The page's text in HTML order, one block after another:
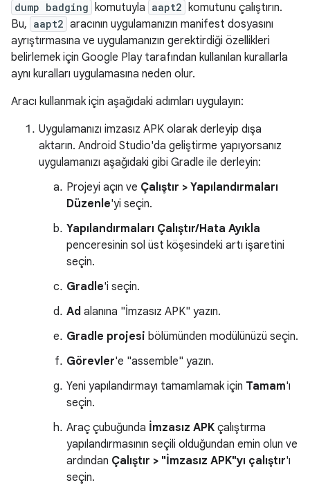
dump badging komutuyla aapt2 komutunu çalıştırın.
Bu, aapt2 aracının uygulamanızın manifest dosyasını
ayrıştırmasına ve uygulamanızın gerektirdiği özellikleri
belirlemek için Google Play tarafından kullanılan kurallarla
aynı kuralları uygulamasına neden olur.
Aracı kullanmak için aşağıdaki adımları uygulayın:
Uygulamanızı imzasız APK olarak derleyip dışa
aktarın. Android Studio'da geliştirme yapıyorsanız
uygulamanızı aşağıdaki gibi Gradle ile derleyin:
Projeyi açın ve Çalıştır > Yapılandırmaları
Düzenle'yi seçin.
Yapılandırmaları Çalıştır/Hata Ayıkla
penceresinin sol üst köşesindeki artı işaretini
seçin.
Gradle'i seçin.
Ad alanına "İmzasız APK" yazın.
Gradle projesi bölümünden modülünüzü seçin.
Görevler'e "assemble" yazın.
Yeni yapılandırmayı tamamlamak için Tamam'ı
seçin.
Araç çubuğunda İmzasız APK çalıştırma
yapılandırmasının seçili olduğundan emin olun ve
ardından Çalıştır > "İmzasız APK"yı çalıştır'ı
seçin.